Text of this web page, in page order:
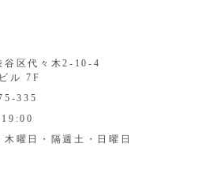
谷区代々木2-10-4
ル 7F
335
木曜日・隔週土・日曜日